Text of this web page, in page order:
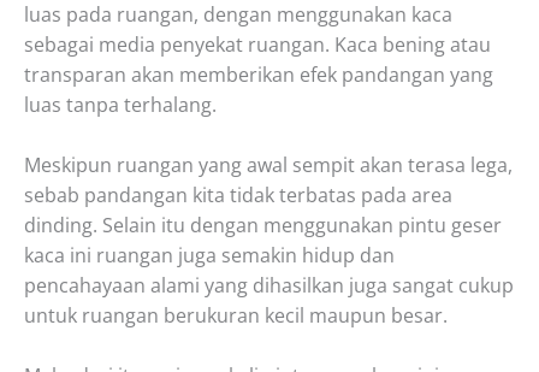
luas pada ruangan, dengan menggunakan kaca
sebagai media penyekat ruangan. Kaca bening atau
transparan akan memberikan efek pandangan yang
luas tanpa terhalang.
Meskipun ruangan yang awal sempit akan terasa lega,
sebab pandangan kita tidak terbatas pada area
dinding. Selain itu dengan menggunakan pintu geser
kaca ini ruangan juga semakin hidup dan
pencahayaan alami yang dihasilkan juga sangat cukup
untuk ruangan berukuran kecil maupun besar.